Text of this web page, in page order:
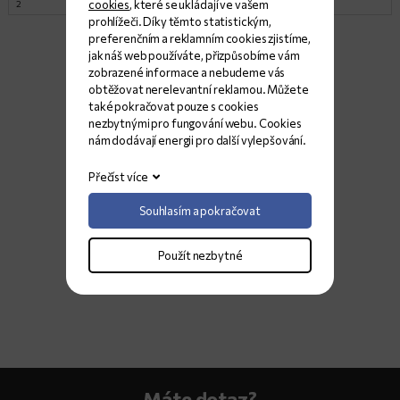
2 330x197 Satina
cookies, které se ukládají ve vašem
prohlížeči. Díky těmto statistickým,
preferenčním a reklamním cookies zjistíme,
jak náš web používáte, přizpůsobíme vám
zobrazené informace a nebudeme vás
obtěžovat nerelevantní reklamou. Můžete
také pokračovat pouze s cookies
nezbytnými pro fungování webu. Cookies
nám dodávají energii pro další vylepšování.
Přečíst více
Souhlasím a pokračovat
Použít nezbytné